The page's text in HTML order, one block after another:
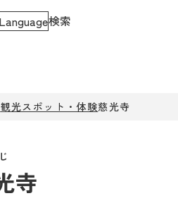
Language検索
観光スポット・体験慈光寺
寺